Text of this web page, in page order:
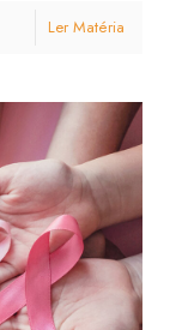
Ler Matéria